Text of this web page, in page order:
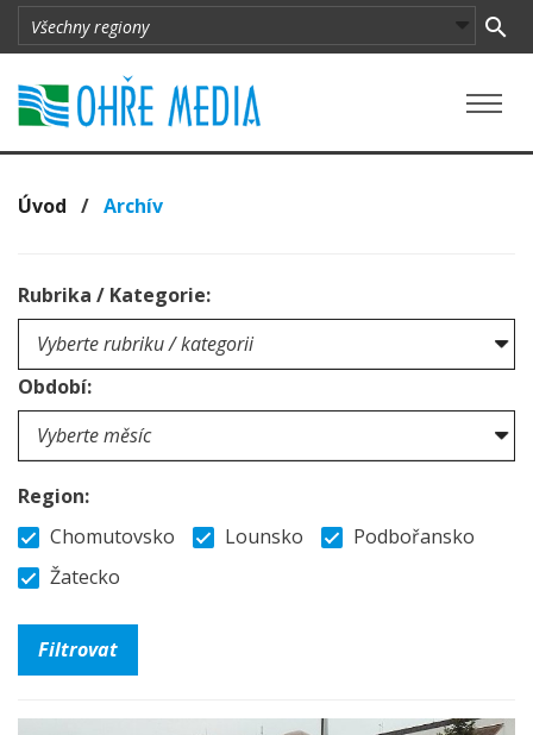
Úvod / Archív
Rubrika / Kategorie:
Období:
Region:
Chomutovsko
Lounsko
Podbořansko
Žatecko